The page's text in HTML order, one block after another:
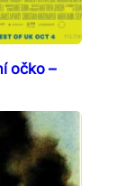
očko –